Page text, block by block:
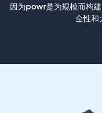
因为powr是为规模而构
全性和